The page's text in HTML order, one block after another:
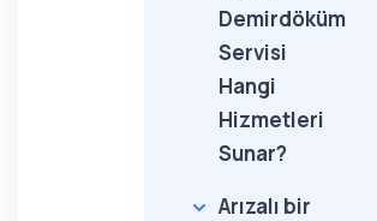
Demirdöküm
Servisi
Hangi
Hizmetleri
Sunar?
Arızalı bir